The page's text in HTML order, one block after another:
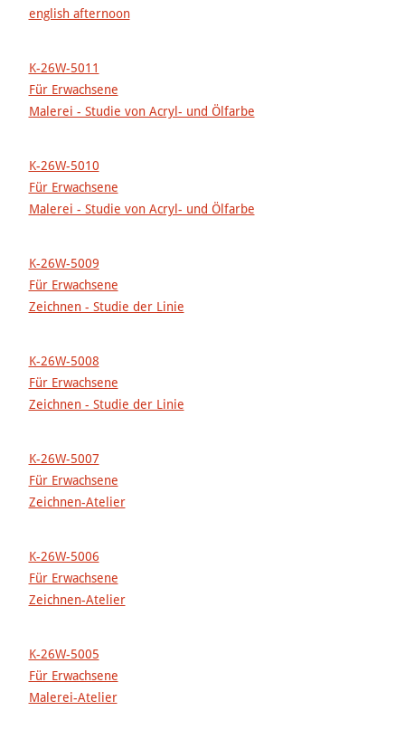
english afternoon
K-26W-5011
Für Erwachsene
Malerei - Studie von Acryl- und Ölfarbe
K-26W-5010
Für Erwachsene
Malerei - Studie von Acryl- und Ölfarbe
K-26W-5009
Für Erwachsene
Zeichnen - Studie der Linie
K-26W-5008
Für Erwachsene
Zeichnen - Studie der Linie
K-26W-5007
Für Erwachsene
Zeichnen-Atelier
K-26W-5006
Für Erwachsene
Zeichnen-Atelier
K-26W-5005
Für Erwachsene
Malerei-Atelier